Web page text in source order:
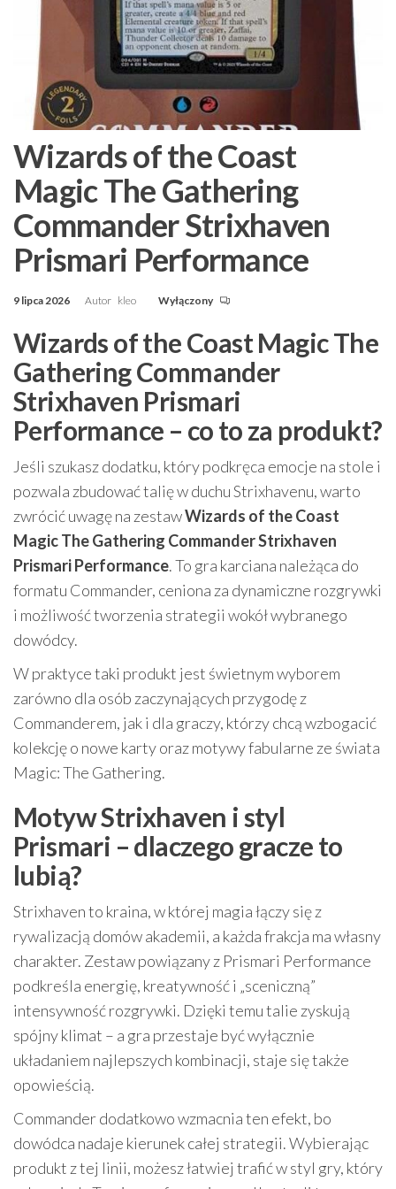
Wizards of the Coast
Magic The Gathering
Commander Strixhaven
Prismari Performance
9 lipca 2026 Autor kleo Wyłączony
Wizards of the Coast Magic The
Gathering Commander
Strixhaven Prismari
Performance – co to za produkt?
Jeśli szukasz dodatku, który podkręca emocje na stole i
pozwala zbudować talię w duchu Strixhavenu, warto
zwrócić uwagę na zestawWizards of the Coast
Magic The Gathering Commander Strixhaven
Prismari Performance. To gra karciana należąca do
formatu Commander, ceniona za dynamiczne rozgrywki
i możliwość tworzenia strategii wokół wybranego
dowódcy.
W praktyce taki produkt jest świetnym wyborem
zarówno dla osób zaczynających przygodę z
Commanderem, jak i dla graczy, którzy chcą wzbogacić
kolekcję o nowe karty oraz motywy fabularne ze świata
Magic: The Gathering.
Motyw Strixhaven i styl
Prismari – dlaczego gracze to
lubią?
Strixhaven to kraina, w której magia łączy się z
rywalizacją domów akademii, a każda frakcja ma własny
charakter. Zestaw powiązany z Prismari Performance
podkreśla energię, kreatywność i „sceniczną”
intensywność rozgrywki. Dzięki temu talie zyskują
spójny klimat – a gra przestaje być wyłącznie
układaniem najlepszych kombinacji, staje się także
opowieścią.
Commander dodatkowo wzmacnia ten efekt, bo
dowódca nadaje kierunek całej strategii. Wybierając
produkt z tej linii, możesz łatwiej trafić w styl gry, który